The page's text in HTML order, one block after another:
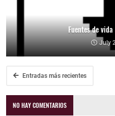
Fuentes de
July
Entradas más recientes
NO HAY COMENTARIOS